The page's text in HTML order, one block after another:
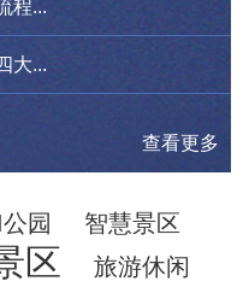
程...
大...
查看更多
园
智慧景区
区 旅游休闲